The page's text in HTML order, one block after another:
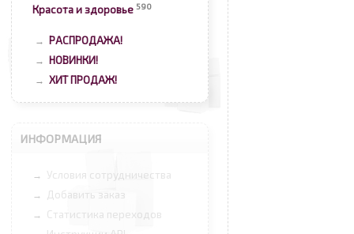
Красота и здоровье 590
→ РАСПРОДАЖА!
→ НОВИНКИ!
→ ХИТ ПРОДАЖ!
ИНФОРМАЦИЯ
→ Условия сотрудничества
→ Добавить заказ
→ Статистика переходов